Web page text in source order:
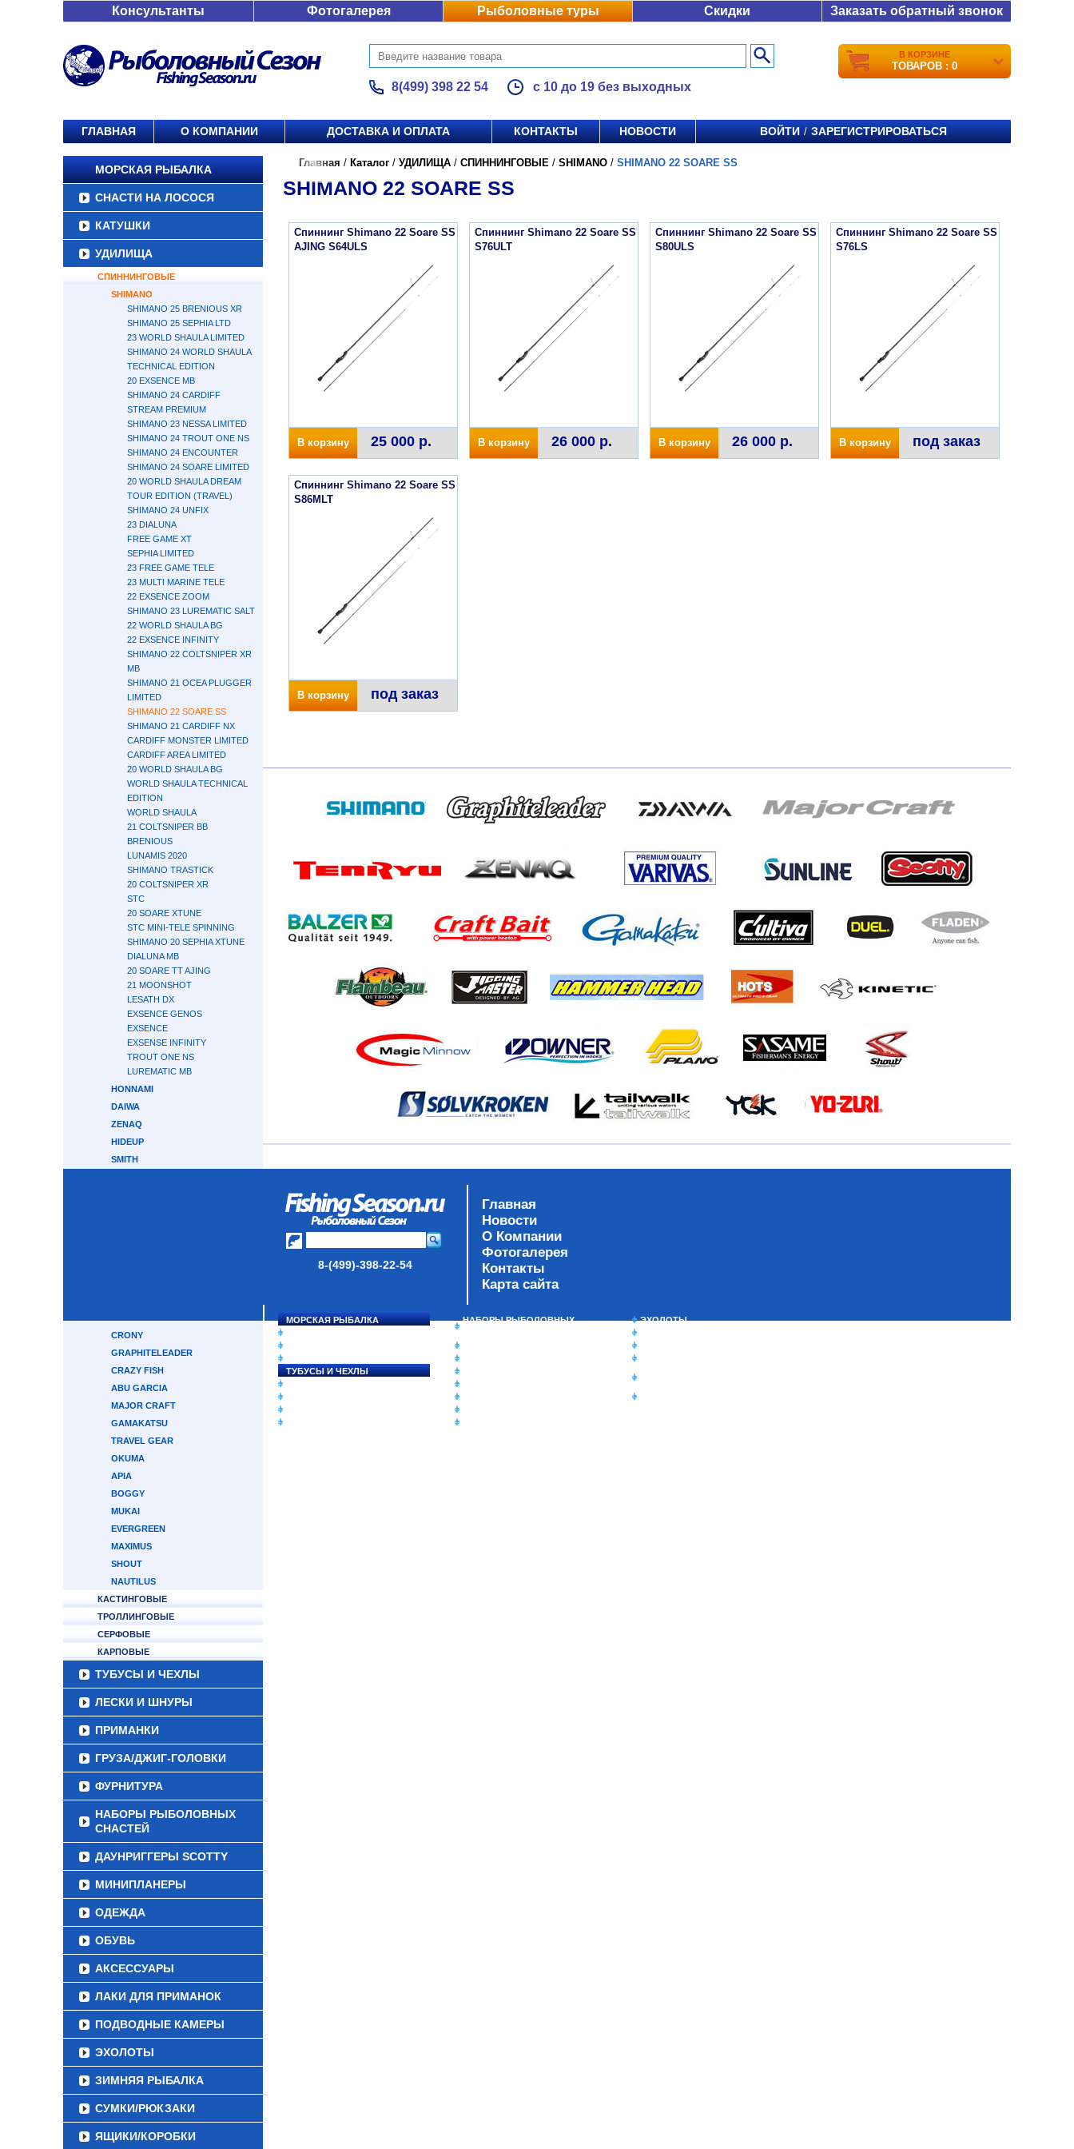
Консультанты Фотогалерея Рыболовные туры Скидки Заказать обратный звонок
8(499) 398 22 54 с 10 до 19 без выходных
В КОРЗИНЕ
ТОВАРОВ : 0
ГЛАВНАЯ О КОМПАНИИ ДОСТАВКА И ОПЛАТА КОНТАКТЫ НОВОСТИ ВОЙТИ / ЗАРЕГИСТРИРОВАТЬСЯ
МОРСКАЯ РЫБАЛКА
СНАСТИ НА ЛОСОСЯ
КАТУШКИ
УДИЛИЩА
СПИННИНГОВЫЕ
SHIMANO
SHIMANO 25 BRENIOUS XR
SHIMANO 25 SEPHIA LTD
23 WORLD SHAULA LIMITED
SHIMANO 24 WORLD SHAULA
TECHNICAL EDITION
20 EXSENCE MB
SHIMANO 24 CARDIFF
STREAM PREMIUM
SHIMANO 23 NESSA LIMITED
SHIMANO 24 TROUT ONE NS
SHIMANO 24 ENCOUNTER
SHIMANO 24 SOARE LIMITED
20 WORLD SHAULA DREAM
TOUR EDITION (TRAVEL)
SHIMANO 24 UNFIX
23 DIALUNA
FREE GAME XT
SEPHIA LIMITED
23 FREE GAME TELE
23 MULTI MARINE TELE
22 EXSENCE ZOOM
SHIMANO 23 LUREMATIC SALT
22 WORLD SHAULA BG
22 EXSENCE INFINITY
SHIMANO 22 COLTSNIPER XR
MB
SHIMANO 21 OCEA PLUGGER
LIMITED
SHIMANO 22 SOARE SS
SHIMANO 21 CARDIFF NX
CARDIFF MONSTER LIMITED
CARDIFF AREA LIMITED
20 WORLD SHAULA BG
WORLD SHAULA TECHNICAL
EDITION
WORLD SHAULA
21 COLTSNIPER BB
BRENIOUS
LUNAMIS 2020
SHIMANO TRASTICK
20 COLTSNIPER XR
STC
20 SOARE XTUNE
STC MINI-TELE SPINNING
SHIMANO 20 SEPHIA XTUNE
DIALUNA MB
20 SOARE TT AJING
21 MOONSHOT
LESATH DX
EXSENCE GENOS
EXSENCE
EXSENSE INFINITY
TROUT ONE NS
LUREMATIC MB
HONNAMI
DAIWA
ZENAQ
HIDEUP
SMITH
CRONY
GRAPHITELEADER
CRAZY FISH
ABU GARCIA
MAJOR CRAFT
GAMAKATSU
TRAVEL GEAR
OKUMA
APIA
BOGGY
MUKAI
EVERGREEN
MAXIMUS
SHOUT
NAUTILUS
КАСТИНГОВЫЕ
ТРОЛЛИНГОВЫЕ
СЕРФОВЫЕ
КАРПОВЫЕ
ТУБУСЫ И ЧЕХЛЫ
ЛЕСКИ И ШНУРЫ
ПРИМАНКИ
ГРУЗА/ДЖИГ-ГОЛОВКИ
ФУРНИТУРА
НАБОРЫ РЫБОЛОВНЫХ
СНАСТЕЙ
ДАУНРИГГЕРЫ SCOTTY
МИНИПЛАНЕРЫ
ОДЕЖДА
ОБУВЬ
АКСЕССУАРЫ
ЛАКИ ДЛЯ ПРИМАНОК
ПОДВОДНЫЕ КАМЕРЫ
ЭХОЛОТЫ
ЗИМНЯЯ РЫБАЛКА
СУМКИ/РЮКЗАКИ
ЯЩИКИ/КОРОБКИ
Главная / Каталог / УДИЛИЩА / СПИННИНГОВЫЕ / SHIMANO / SHIMANO 22 SOARE SS
SHIMANO 22 SOARE SS
Спиннинг Shimano 22 Soare SS
AJING S64ULS
В корзину 25 000 р.
Спиннинг Shimano 22 Soare SS
S76ULT
В корзину 26 000 р.
Спиннинг Shimano 22 Soare SS
S80ULS
В корзину 26 000 р.
Спиннинг Shimano 22 Soare SS
S76LS
В корзину под заказ
Спиннинг Shimano 22 Soare SS
S86MLT
В корзину под заказ
8-(499)-398-22-54
Главная
Новости
О Компании
Фотогалерея
Контакты
Карта сайта
МОРСКАЯ РЫБАЛКА
ТУБУСЫ И ЧЕХЛЫ
НАБОРЫ РЫБОЛОВНЫХ
ЭХОЛОТЫ